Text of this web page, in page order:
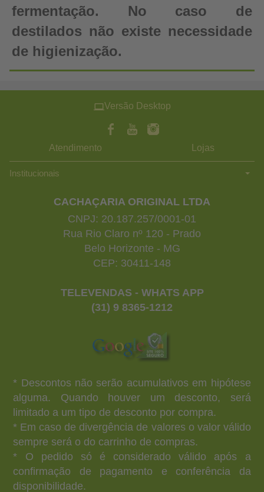
fermentação. No caso de
destilados não existe necessidade
de higienização.
Versão Desktop
Atendimento Lojas
Institucionais
CACHAÇARIA ORIGINAL LTDA
CNPJ: 20.187.257/0001-01
Rua Rio Claro nº 120 - Prado
Belo Horizonte - MG
CEP: 30411-148
TELEVENDAS - WHATS APP
(31) 9 8365-1212
* Descontos não serão acumulativos em hipótese
alguma. Quando houver um desconto, será
limitado a um tipo de desconto por compra.
* Em caso de divergência de valores o valor válido
sempre será o do carrinho de compras.
* O pedido só é considerado válido após a
confirmação de pagamento e conferência da
disponibilidade.